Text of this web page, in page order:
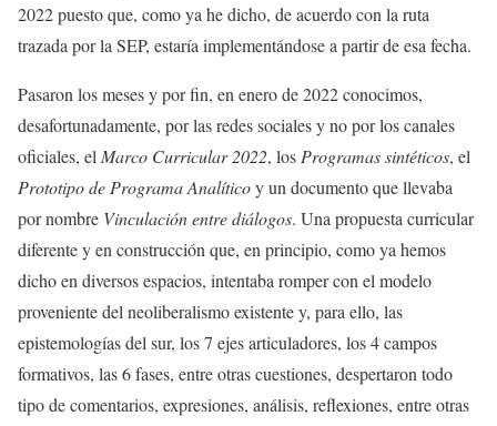
2022 puesto que, como ya he dicho, de acuerdo con la ruta
trazada por la SEP, estaría implementándose a partir de esa fecha.
Pasaron los meses y por fin, en enero de 2022 conocimos,
desafortunadamente, por las redes sociales y no por los canales
oficiales, el Marco Curricular 2022, los Programas sintéticos, el
Prototipo de Programa Analíticoy un documento que llevaba
por nombre Vinculación entre diálogos. Una propuesta curricular
diferente y en construcción que, en principio, como ya hemos
dicho en diversos espacios, intentaba romper con el modelo
proveniente del neoliberalismo existente y, para ello, las
epistemologías del sur, los 7 ejes articuladores, los 4 campos
formativos, las 6 fases, entre otras cuestiones, despertaron todo
tipo de comentarios, expresiones, análisis, reflexiones, entre otras